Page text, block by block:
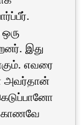
இது
எவரை
அவர்தான்
காணவே